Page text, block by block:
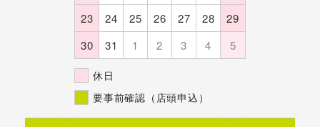
23
24 25 26 27 28
29
30
31 1 2 3 4 5
休日
要事前確認（店頭申込）